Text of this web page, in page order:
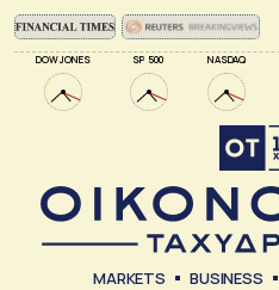
DOW JONES SP 500 NASDAQ
MARKETS BUSINESS